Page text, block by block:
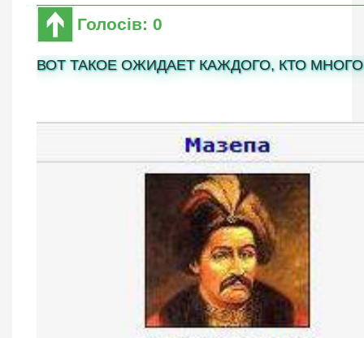
Голосів: 0
ВОТ ТАКОЕ ОЖИДАЕТ КАЖДОГО, КТО